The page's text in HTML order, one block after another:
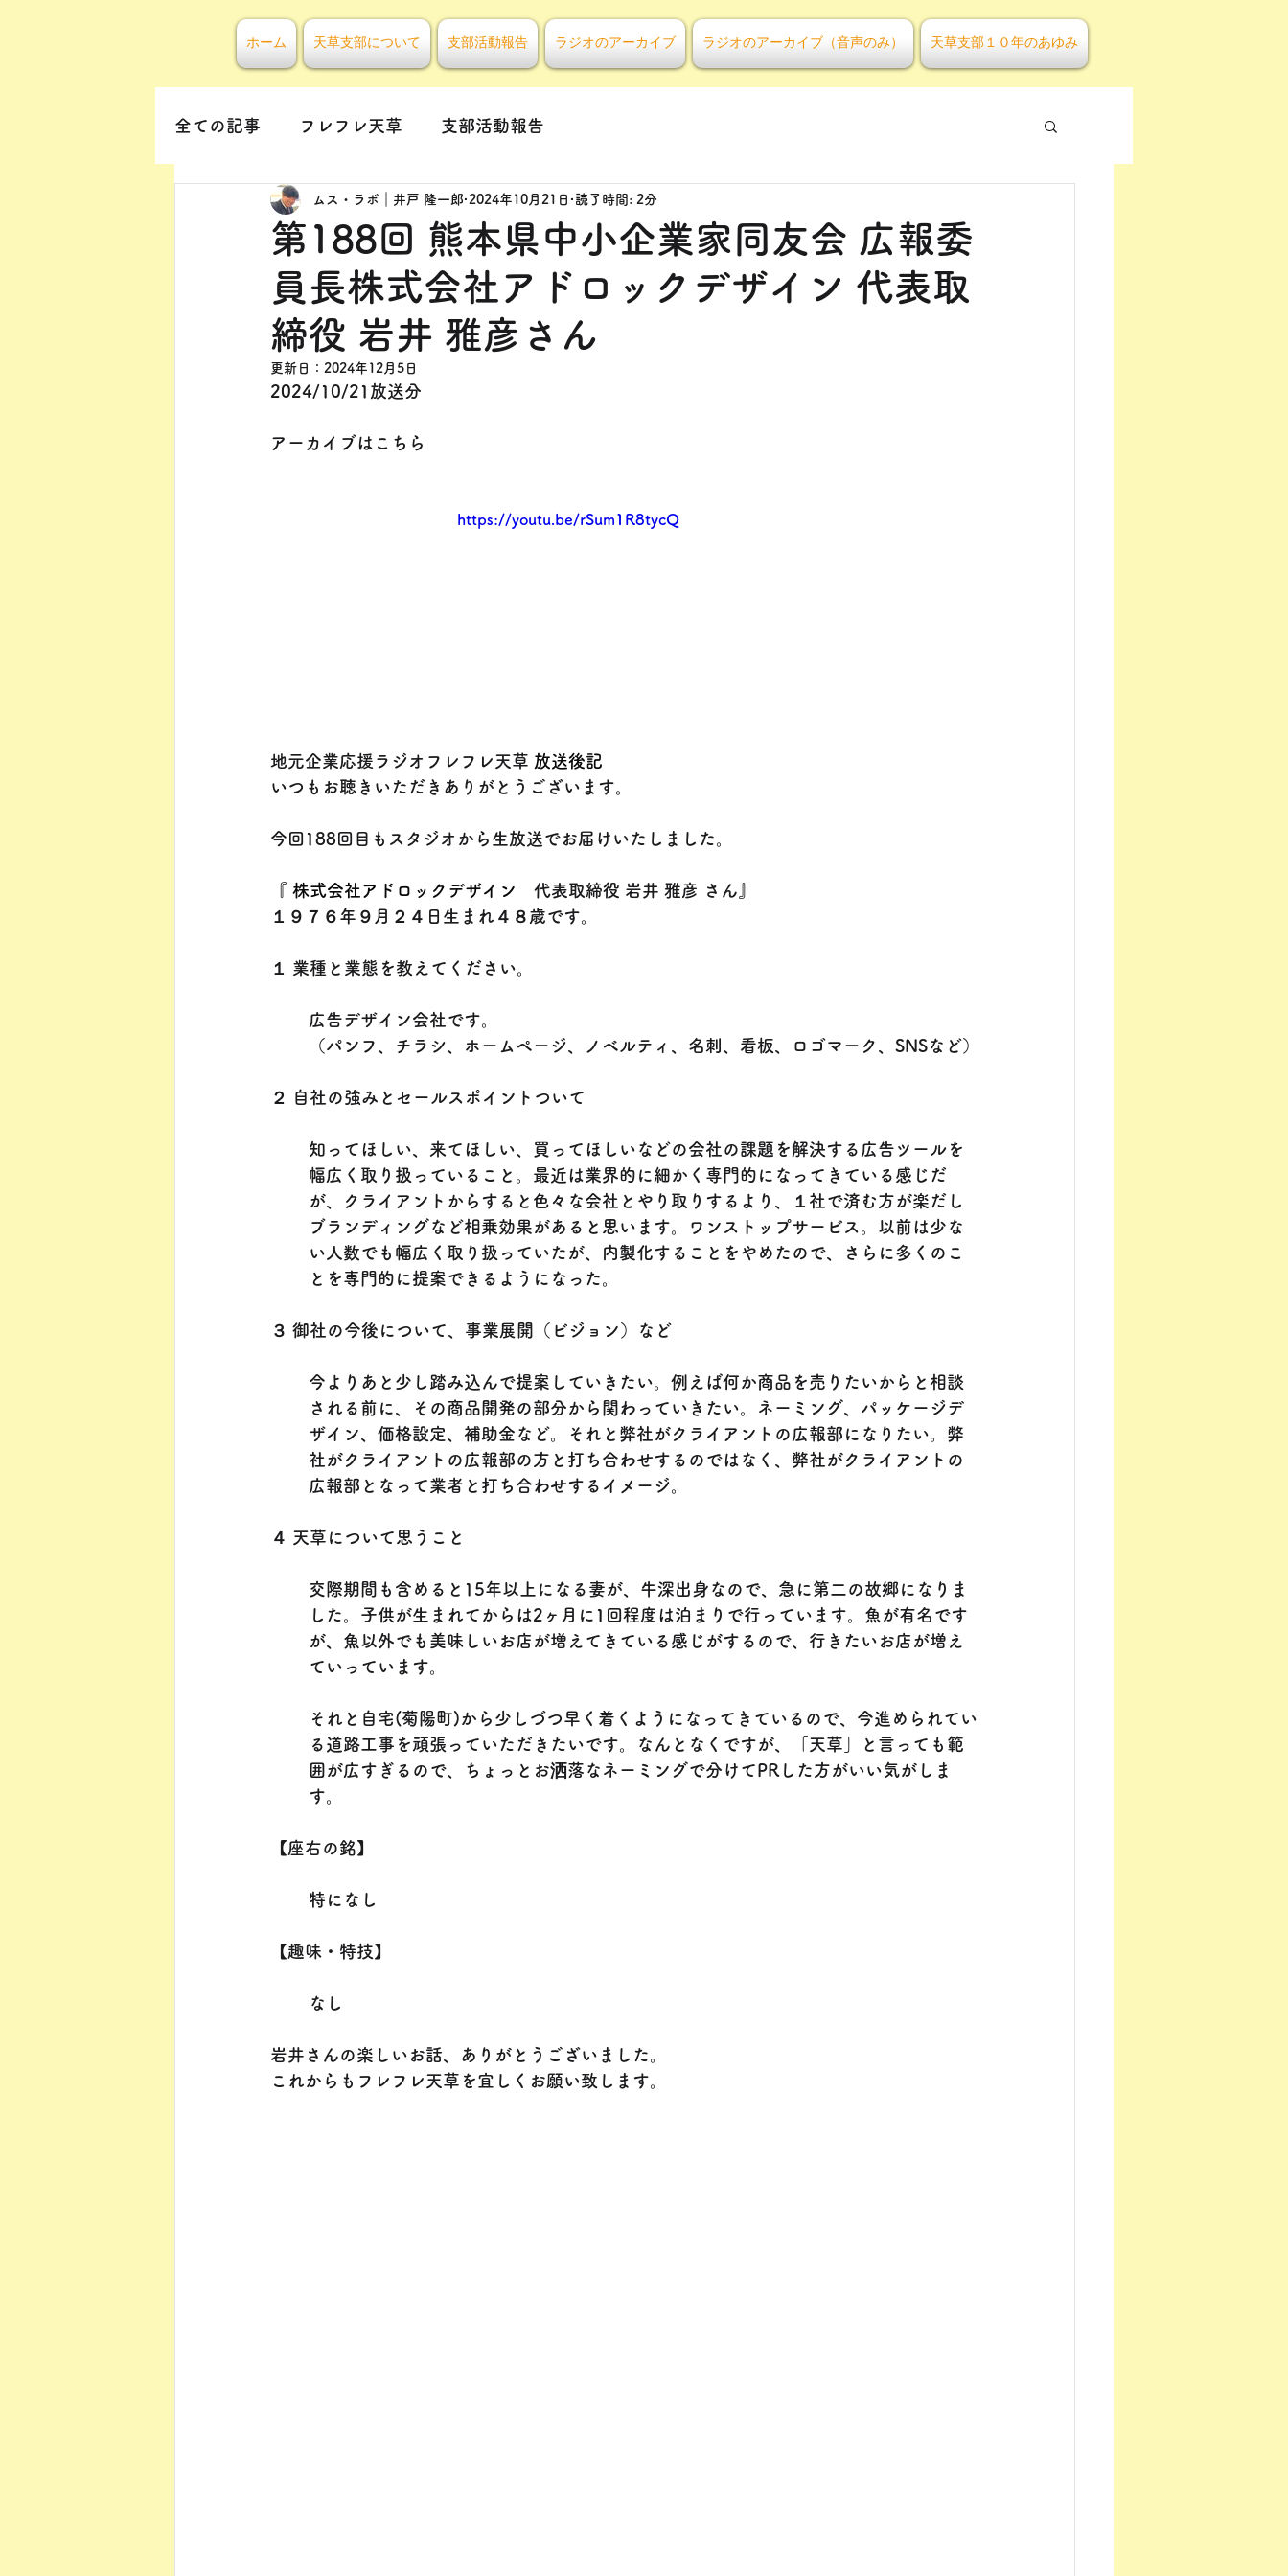
ホーム 天草支部について 支部活動報告 ラジオのアーカイブ ラジオのアーカイブ（音声のみ） 天草支部１０年のあゆみ
全ての記事 フレフレ天草 支部活動報告
第188回 熊本県中小企業家同友会 広報委
員長株式会社アドロックデザイン 代表取
締役 岩井 雅彦さん
ムス・ラボ｜井戸 隆一郎 2024年10月21日 読了時間: 2分
更新日： 2024年12月5日
2024/10/21放送分
アーカイブはこちら
https://youtu.be/rSum1R8tycQ
地元企業応援ラジオフレフレ天草 放送後記
いつもお聴きいただきありがとうございます。
今回188回目もスタジオから生放送でお届けいたしました。
『 株式会社アドロックデザイン 代表取締役 岩井 雅彦 さん』
１９７６年９月２４日生まれ４８歳です。
１ 業種と業態を教えてください。
広告デザイン会社です。
（パンフ、チラシ、ホームページ、ノベルティ、名刺、看板、ロゴマーク、SNSなど）
２ 自社の強みとセールスポイントついて
知ってほしい、来てほしい、買ってほしいなどの会社の課題を解決する広告ツールを
幅広く取り扱っていること。最近は業界的に細かく専門的になってきている感じだ
が、クライアントからすると色々な会社とやり取りするより、１社で済む方が楽だし
ブランディングなど相乗効果があると思います。ワンストップサービス。以前は少な
い人数でも幅広く取り扱っていたが、内製化することをやめたので、さらに多くのこ
とを専門的に提案できるようになった。
３ 御社の今後について、事業展開（ビジョン）など
今よりあと少し踏み込んで提案していきたい。例えば何か商品を売りたいからと相談
される前に、その商品開発の部分から関わっていきたい。ネーミング、パッケージデ
ザイン、価格設定、補助金など。それと弊社がクライアントの広報部になりたい。弊
社がクライアントの広報部の方と打ち合わせするのではなく、弊社がクライアントの
広報部となって業者と打ち合わせするイメージ。
４ 天草について思うこと
交際期間も含めると15年以上になる妻が、牛深出身なので、急に第二の故郷になりま
した。子供が生まれてからは2ヶ月に1回程度は泊まりで行っています。魚が有名です
が、魚以外でも美味しいお店が増えてきている感じがするので、行きたいお店が増え
ていっています。
それと自宅(菊陽町)から少しづつ早く着くようになってきているので、今進められてい
る道路工事を頑張っていただきたいです。なんとなくですが、「天草」と言っても範
囲が広すぎるので、ちょっとお洒落なネーミングで分けてPRした方がいい気がしま
す。
【座右の銘】
特になし
【趣味・特技】
なし
岩井さんの楽しいお話、ありがとうございました。
これからもフレフレ天草を宜しくお願い致します。